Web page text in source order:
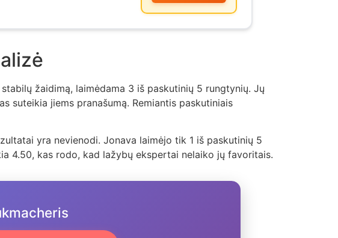
žaidimą, laimėdama 3 iš paskutinių 5 rungtynių. Jų
suteikia jiems pranašumą. Remiantis paskutiniais
yra nevienodi. Jonava laimėjo tik 1 iš paskutinių 5
4.50, kas rodo, kad lažybų ekspertai nelaiko jų favoritais.